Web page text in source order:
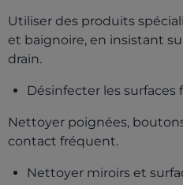
Utiliser des produits
et baignoire, en insistant
drain.
Désinfecter les
Nettoyer poignées,
contact fréquent.
Nettoyer miroirs et